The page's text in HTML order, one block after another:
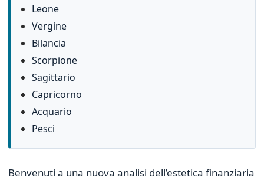
Leone
Vergine
Bilancia
Scorpione
Sagittario
Capricorno
Acquario
Pesci
Benvenuti a una nuova analisi dell’estetica finanziaria